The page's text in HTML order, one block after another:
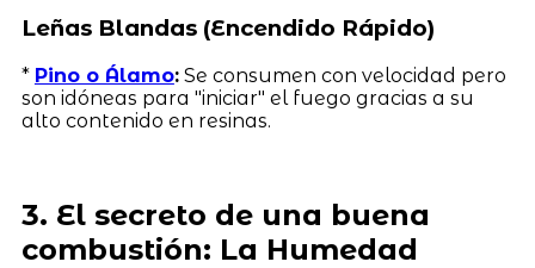
Leñas Blandas (Encendido Rápido)
* Pino o Álamo:Se consumen con velocidad pero
son idóneas para "iniciar" el fuego gracias a su
alto contenido en resinas.
3. El secreto de una buena
combustión: La Humedad